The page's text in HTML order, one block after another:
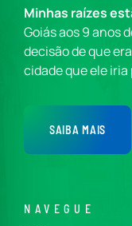
Minhas raízes
Goiás aos 9 anos
decisão de que
cidade que ele
SAIBA MAIS
NAVEGUE